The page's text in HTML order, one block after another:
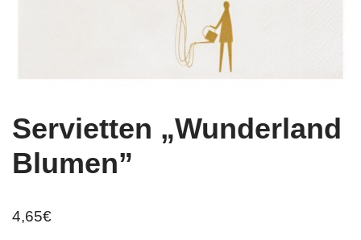
Servietten „Wunderland
Blumen”
4,65€